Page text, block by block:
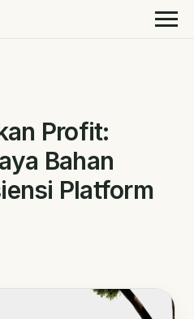
Profit:
Bahan
Platform